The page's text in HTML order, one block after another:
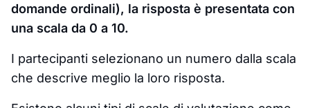
domande ordinali), la risposta è presentata con
una scala da 0 a 10.
I partecipanti selezionano un numero dalla scala
che descrive meglio la loro risposta.